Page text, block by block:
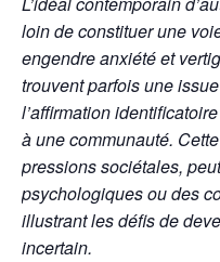
loin de constituer une
engendre anxiété et
trouvent parfois une
l’affirmation
à une communauté.
pressions sociétales,
psychologiques ou des
illustrant les défis de
incertain.